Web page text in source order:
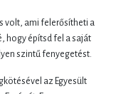
volt, ami felerősítheti a
hogy építsd fel a saját
szintű fenyegetést.
az Egyesült